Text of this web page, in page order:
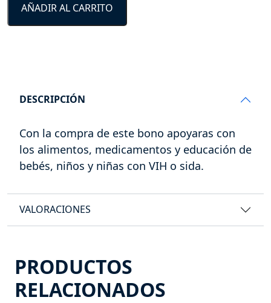
AÑADIR AL CARRITO
DESCRIPCIÓN
Con la compra de este bono apoyaras con
los alimentos, medicamentos y educación de
bebés, niños y niñas con VIH o sida.
VALORACIONES
PRODUCTOS
RELACIONADOS